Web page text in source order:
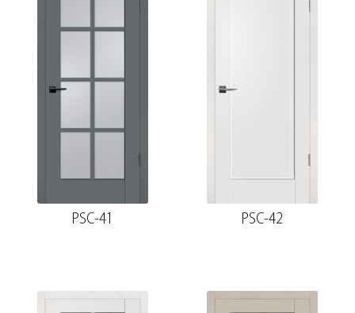
PSC-41 PSC-42